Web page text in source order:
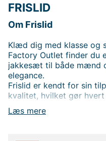
FRISLID
Læs mere
Om Frislid
Klæd dig med klasse og
Factory Outlet finder du
jakkesæt til både mænd
elegance.
Frislid er kendt for sin
kvalitet, hvilket gør
både hverdag og fest.
Opgradér din garderobe